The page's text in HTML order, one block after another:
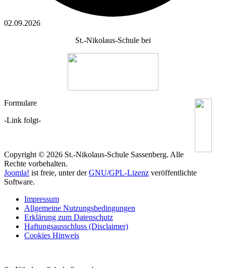
02.09.2026
St.-Nikolaus-Schule bei
Formulare
-Link folgt-
Copyright © 2026 St.-Nikolaus-Schule Sassenberg. Alle
Rechte vorbehalten.
Joomla! ist freie, unter derGNU/GPL-Lizenz veröffentlichte
Software.
Impressum
Allgemeine Nutzungsbedingungen
Erklärung zum Datenschutz
Haftungsausschluss (Disclaimer)
Cookies Hinweis